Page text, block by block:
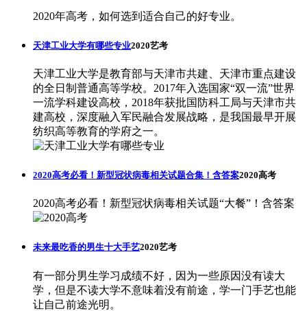
2020年高考，如何选到适合自己的好专业。
天津工业大学有哪些专业2020艺考
天津工业大学是教育部与天津市共建、天津市重点建设
的全日制普通高等学校。2017年入选国家“双一流”世界
一流学科建设高校，2018年获批国防科工局与天津市共
建高校，深度融入军民融合发展战略，是我国最早开展
纺织高等教育的学府之一。
2020高考必看！新型冠状病毒相关试题合集！含答案2020高考
2020高考必看！新型冠状病毒相关试题“大餐”！含答案
未来最吃香的男生十大手艺2020艺考
有一部分男生学习成绩不好，因为一些原因没有读大
学，但是不读大学不意味着没有前途，学一门手艺也能
让自己前途光明。